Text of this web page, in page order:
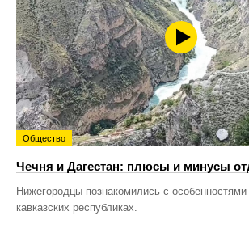
Общество
Чечня и Дагестан: плюсы и минусы
Нижегородцы познакомились с
кавказских республиках.